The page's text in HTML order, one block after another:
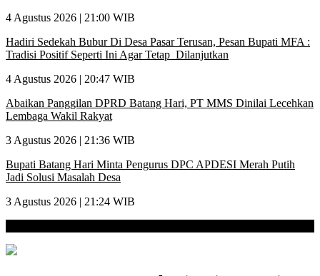
4 Agustus 2026 | 21:00 WIB
Hadiri Sedekah Bubur Di Desa Pasar Terusan, Pesan Bupati MFA :
Tradisi Positif Seperti Ini Agar Tetap Dilanjutkan
4 Agustus 2026 | 20:47 WIB
Abaikan Panggilan DPRD Batang Hari, PT MMS Dinilai Lecehkan
Lembaga Wakil Rakyat
3 Agustus 2026 | 21:36 WIB
Bupati Batang Hari Minta Pengurus DPC APDESI Merah Putih
Jadi Solusi Masalah Desa
3 Agustus 2026 | 21:24 WIB